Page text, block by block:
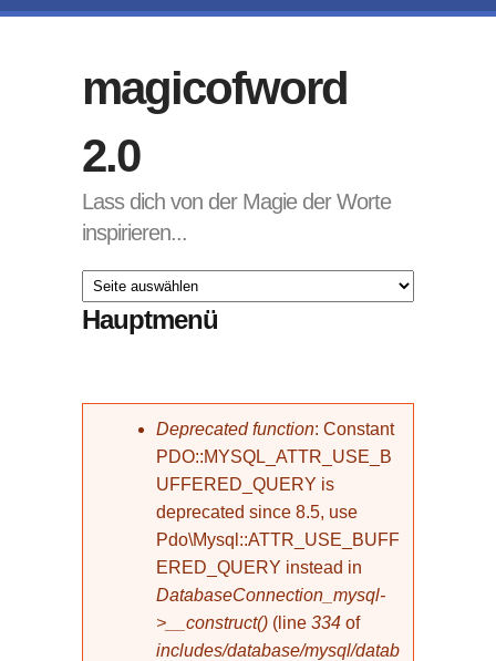
magicofword
2.0
Lass dich von der Magie der Worte
inspirieren...
Hauptmenü
Fehlermeldung
Deprecated function: Constant
PDO::MYSQL_ATTR_USE_B
UFFERED_QUERY is
deprecated since 8.5, use
Pdo\Mysql::ATTR_USE_BUFF
ERED_QUERY instead in
DatabaseConnection_mysql-
>__construct() (line 334 of
includes/database/mysql/datab